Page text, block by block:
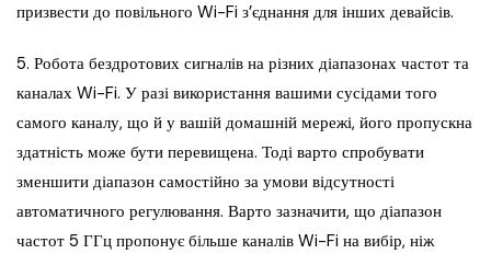
призвести до повільного Wi-Fi з’єднання для інших девайсів.
5. Робота бездротових сигналів на різних діапазонах частот та
каналах Wi-Fi. У разі використання вашими сусідами того
самого каналу, що й у вашій домашній мережі, його пропускна
здатність може бути перевищена. Тоді варто спробувати
зменшити діапазон самостійно за умови відсутності
автоматичного регулювання. Варто зазначити, що діапазон
частот 5 ГГц пропонує більше каналів Wi-Fi на вибір, ніж